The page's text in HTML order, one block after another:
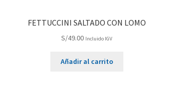
FETTUCCINI SALTADO CON LOMO
S/49.00 Incluido IGV
Añadir al carrito